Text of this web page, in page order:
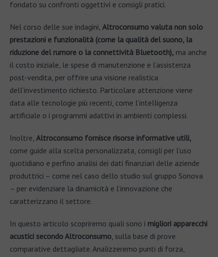
fondato su confronti oggettivi e consigli pratici.
Nel corso delle sue indagini, Altroconsumo valuta non solo
prestazioni e funzionalità (come la qualità del suono, la
riduzione del rumore o la connettività Bluetooth), ma anche
il costo iniziale, le spese di manutenzione e l’assistenza
post-vendita, per offrire una visione realistica
dell’investimento richiesto. Particolare attenzione viene
data alle tecnologie più recenti, come l’intelligenza
artificiale o i programmi adattivi in ambienti complessi.
Inoltre, Altroconsumo fornisce risorse informative utili,
come guide alla scelta personalizzata, consigli per l’uso
quotidiano e perfino analisi dei dati finanziari delle aziende
produttrici – come nel caso dello studio sul gruppo Sonova
– per evidenziare la dinamicità e l’innovazione che
caratterizzano il settore.
In questo articolo scopriremo quali sono i migliori apparecchi
acustici secondo Altroconsumo, sulla base di prove
comparative dettagliate. Analizzeremo punti di forza,